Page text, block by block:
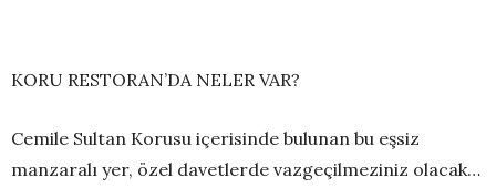
KORU RESTORAN’DA NELER VAR?
Cemile Sultan Korusu içerisinde bulunan bu eşsiz
manzaralı yer, özel davetlerde vazgeçilmeziniz olacak…